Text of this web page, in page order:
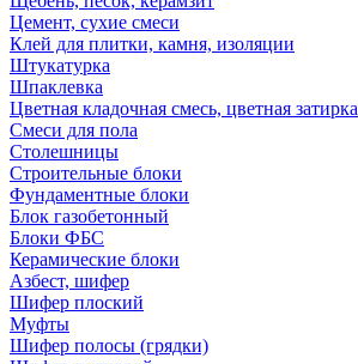
Цемент, сухие смеси
Клей для плитки, камня, изоляции
Штукатурка
Шпаклевка
Цветная кладочная смесь, цветная затирка
Смеси для пола
Столешницы
Строительные блоки
Фундаментные блоки
Блок газобетонный
Блоки ФБС
Керамические блоки
Азбест, шифер
Шифер плоский
Муфты
Шифер полосы (грядки)